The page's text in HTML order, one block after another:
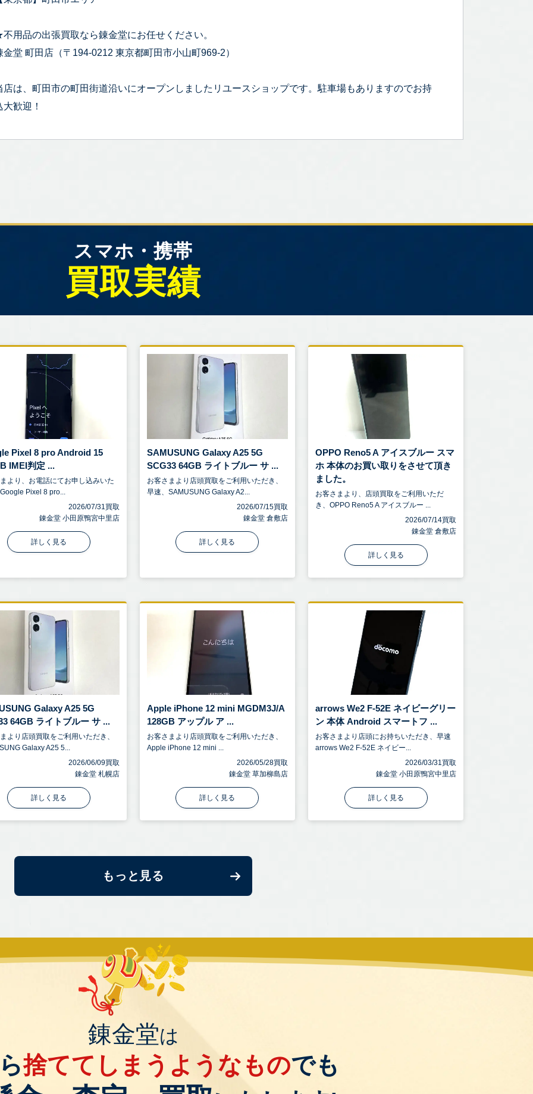
用品の出張買取なら錬金堂にお任せください。
金堂 町田店（〒194-0212 東京都町田市小山町969-2）
店は、町田市の町田街道沿いにオープンしましたリユースショップです。駐車場もありますのでお持
大歓迎！
スマホ・携帯
買取実績
Pixel 8 pro Android 15
IMEI判定 ...
より、お電話にてお申し込みいた
Pixel 8 pro...
2026/07/31買取
錬金堂 小田原鴨宮中里店
詳しく見る
SAMUSUNG Galaxy A25 5G
SCG33 64GB ライトブルー サ ...
お客さまより店頭買取をご利用いただき、
早速、SAMUSUNG Galaxy A2...
2026/07/15買取
錬金堂 倉敷店
詳しく見る
OPPO Reno5 A アイスブルー スマ
ホ 本体のお買い取りをさせて頂き
ました。
お客さまより、店頭買取をご利用いただ
き、OPPO Reno5 A アイスブルー ...
2026/07/14買取
錬金堂 倉敷店
詳しく見る
Galaxy A25 5G
64GB ライトブルー サ ...
より店頭買取をご利用いただき、
Galaxy A25 5...
2026/06/09買取
錬金堂 札幌店
詳しく見る
Apple iPhone 12 mini MGDM3J/A
128GB アップル ア ...
お客さまより店頭買取をご利用いただき、
Apple iPhone 12 mini ...
2026/05/28買取
錬金堂 草加柳島店
詳しく見る
arrows We2 F-52E ネイビーグリー
ン 本体 Android スマートフ ...
お客さまより店頭にお持ちいただき、早速
arrows We2 F-52E ネイビー...
2026/03/31買取
錬金堂 小田原鴨宮中里店
詳しく見る
もっと見る
錬金堂は
捨ててしまうようなものでも